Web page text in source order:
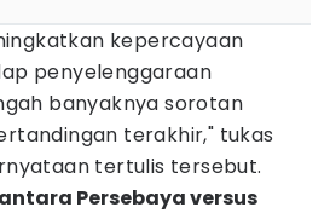
kepercayaan
penyelenggaraan
banyaknya sorotan
terakhir," tukas
tertulis tersebut.
Persebaya versus